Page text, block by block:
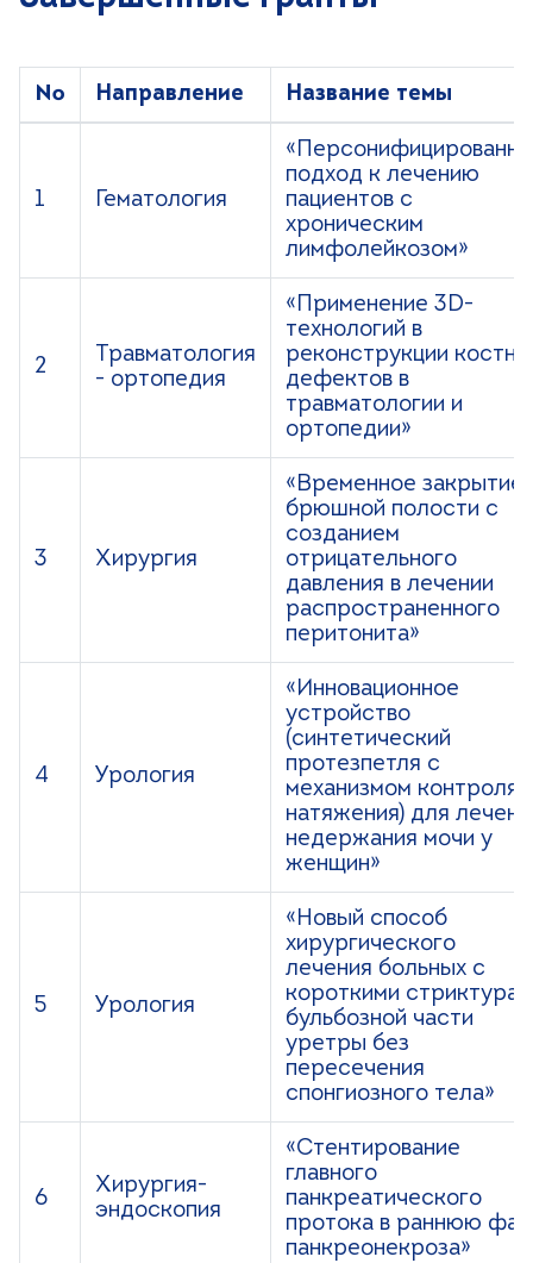
№ Направление Название темы
1 Гематология
подход к лечению
пациентов с
хроническим
лимфолейкозом»
2
Травматология
- ортопедия
«Применение 3D-
технологий в
реконструкции
дефектов в
травматологии и
ортопедии»
3 Хирургия
«Временное закрытие
брюшной полости с
созданием
отрицательного
давления в лечении
распространенного
перитонита»
4 Урология
«Инновационное
устройство
(синтетический
протезпетля с
механизмом контроля
натяжения) для
недержания мочи у
женщин»
5 Урология
«Новый способ
хирургического
лечения больных с
короткими
бульбозной части
уретры без
пересечения
спонгиозного тела»
6
Хирургия-
эндоскопия
«Стентирование
главного
панкреатического
протока в раннюю
панкреонекроза»